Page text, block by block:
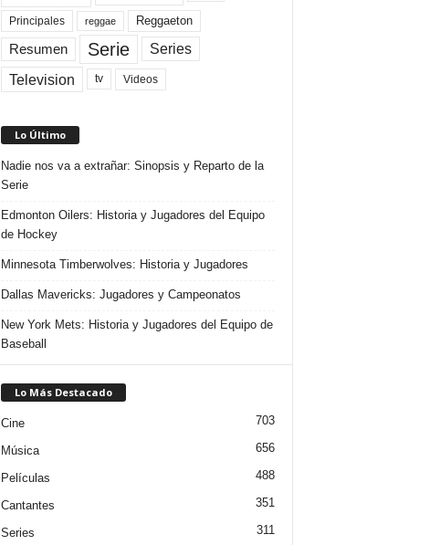
Principales reggae Reggaeton
Resumen Serie Series
Television tv Videos
Lo Último
Nadie nos va a extrañar: Sinopsis y Reparto de la
Serie
Edmonton Oilers: Historia y Jugadores del Equipo
de Hockey
Minnesota Timberwolves: Historia y Jugadores
Dallas Mavericks: Jugadores y Campeonatos
New York Mets: Historia y Jugadores del Equipo de
Baseball
Lo Más Destacado
Cine 703
Música 656
Películas 488
Cantantes 351
Series 311